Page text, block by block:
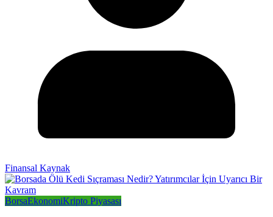
Finansal Kaynak
BorsaEkonomiKripto Piyasası